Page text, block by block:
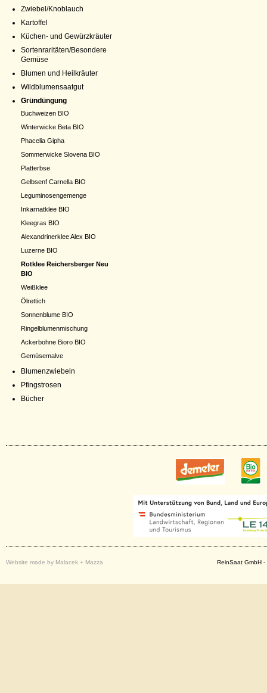
Zwiebel/Knoblauch
Kartoffel
Küchen- und Gewürzkräuter
Sortenraritäten/Besondere
Gemüse
Blumen und Heilkräuter
Wildblumensaatgut
Gründüngung
Buchweizen BIO
Winterwicke Beta BIO
Phacelia Gipha
Sommerwicke Slovena BIO
Platterbse
Gelbsenf Carnella BIO
Leguminosengemenge
Inkarnatklee BIO
Kleegras BIO
Alexandrinerklee Alex BIO
Luzerne BIO
Rotklee Reichersberger Neu
BIO
Weißklee
Ölrettich
Sonnenblume BIO
Ringelblumenmischung
Ackerbohne Bioro BIO
Gemüsemalve
Blumenzwiebeln
Pfingstrosen
Bücher
Website made by Malacek + Mazza ReinSaat GmbH